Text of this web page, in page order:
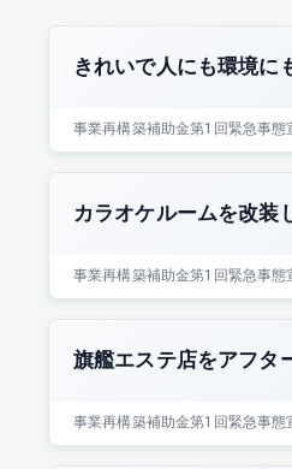
きれいで人にも環境に
事業再構築補助金第1回緊急事態
カラオケルームを改装
事業再構築補助金第1回緊急事態
旗艦エステ店をアフタ
事業再構築補助金第1回緊急事態